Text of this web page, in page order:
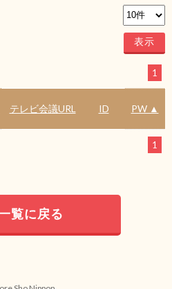
1
テレビ会議URL ID PW ▲
1
覧に戻る